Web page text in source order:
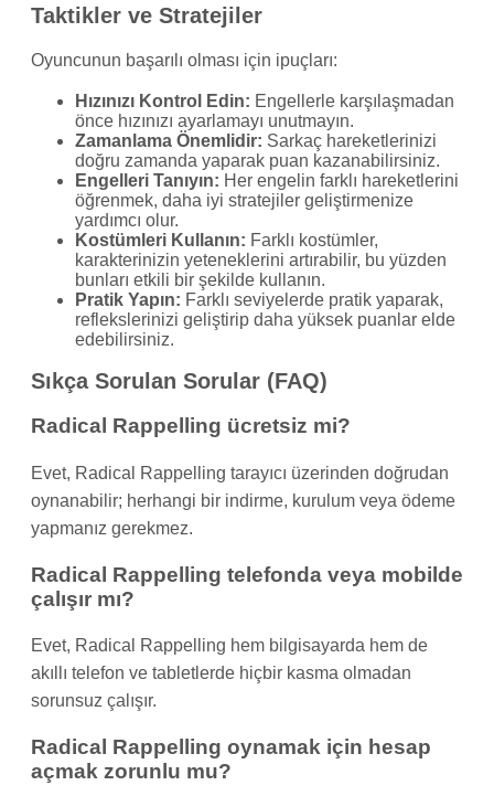
Taktikler ve Stratejiler
Oyuncunun başarılı olması için ipuçları:
Hızınızı Kontrol Edin: Engellerle karşılaşmadan
önce hızınızı ayarlamayı unutmayın.
Zamanlama Önemlidir: Sarkaç hareketlerinizi
doğru zamanda yaparak puan kazanabilirsiniz.
Engelleri Tanıyın: Her engelin farklı hareketlerini
öğrenmek, daha iyi stratejiler geliştirmenize
yardımcı olur.
Kostümleri Kullanın: Farklı kostümler,
karakterinizin yeteneklerini artırabilir, bu yüzden
bunları etkili bir şekilde kullanın.
Pratik Yapın: Farklı seviyelerde pratik yaparak,
reflekslerinizi geliştirip daha yüksek puanlar elde
edebilirsiniz.
Sıkça Sorulan Sorular (FAQ)
Radical Rappelling ücretsiz mi?
Evet, Radical Rappelling tarayıcı üzerinden doğrudan
oynanabilir; herhangi bir indirme, kurulum veya ödeme
yapmanız gerekmez.
Radical Rappelling telefonda veya mobilde
çalışır mı?
Evet, Radical Rappelling hem bilgisayarda hem de
akıllı telefon ve tabletlerde hiçbir kasma olmadan
sorunsuz çalışır.
Radical Rappelling oynamak için hesap
açmak zorunlu mu?